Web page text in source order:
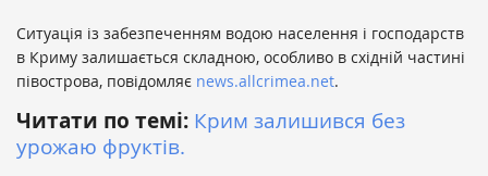
Ситуація із забезпеченням водою населення і господарств
в Криму залишається складною, особливо в східній частині
півострова, повідомляє news.allcrimea.net.
Читати по темі: Крим залишився без
урожаю фруктів.